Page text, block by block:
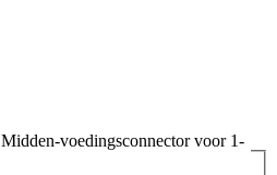
Midden-voedingsconnector voor 1-